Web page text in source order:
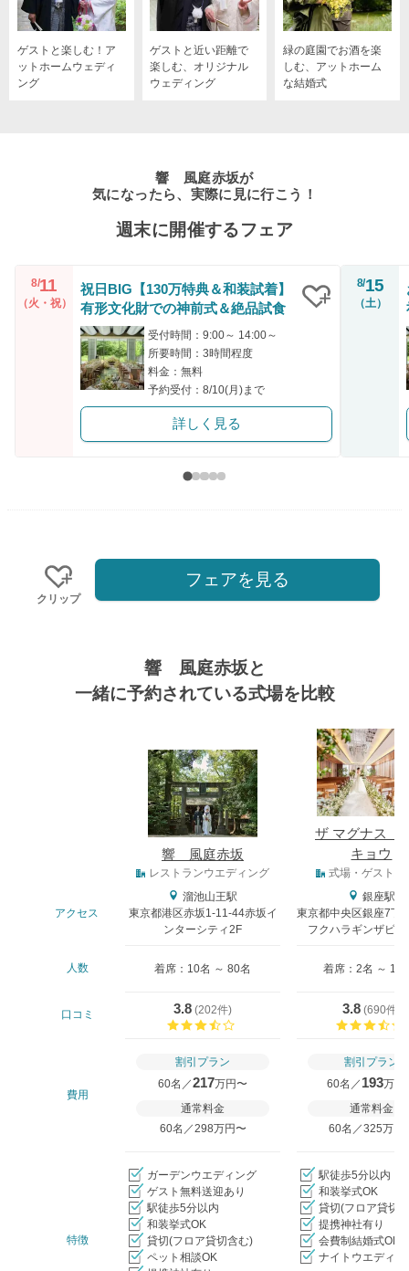
ゲストと楽しむ！ア
ットホームウェディ
ング
ゲストと近い距離で
楽しむ、オリジナル
ウェディング
緑の庭園でお酒を楽
しむ、アットホーム
な結婚式
響 風庭赤坂が
気になったら、実際に見に行こう！
週末に開催するフェア
8/11
（火・祝）
祝日BIG【130万特典＆和装試着】
有形文化財での神前式＆絶品試食
受付時間：9:00～ 14:00～
所要時間：3時間程度
料金：無料
予約受付：8/10(月)まで
詳しく見る
8/15
（土）
クリップ
フェアを見る
響 風庭赤坂と
一緒に予約されている式場を比較
響 風庭赤坂
ザ マグナス
キョウ
レストランウエディング 式場・ゲストハ
アクセス
溜池山王駅
東京都港区赤坂1-11-44赤坂イ
ンターシティ2F
銀座駅
東京都中央区銀座7
フクハラギンザビ
人数 着席：10名 ～ 80名 着席：2名 ～
口コミ 3.8 (202件)
3.8 (690件
費用
割引プラン
60名／217万円〜
通常料金
60名／298万円〜
割引プラン
60名／ 193万円
通常料金
60名／325万円
特徴
ガーデンウエディング
ゲスト無料送迎あり
駅徒歩5分以内
和装挙式OK
貸切(フロア貸切含む)
ペット相談OK
駅徒歩5分以内
和装挙式OK
貸切(フロア貸切
提携神社有り
会費制結婚式OK
ナイトウエディン